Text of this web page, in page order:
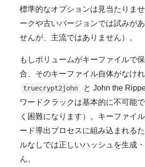
標準的なオプションは見当たりま
ークや古いバージョンでは試みが
せんが、主流ではありません）。
もしボリュームがキーファイルで
合、そのキーファイル自体がなけれ
truecrypt2john
と John the
ワードクラックは基本的に不可能
く困難になります）。キーファイ
ード導出プロセスに組み込まれる
ルなしでは正しいハッシュを生成
ん。